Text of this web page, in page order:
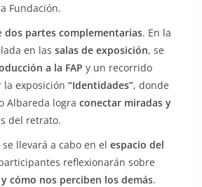
Fundación.
dos partes complementarias. En la
en las salas de exposición, se
a la FAP y un recorrido
exposición “Identidades”, donde
Albareda logra conectar miradas y
del retrato.
llevará a cabo en el espacio del
reflexionarán sobre
cómo nos perciben los demás.